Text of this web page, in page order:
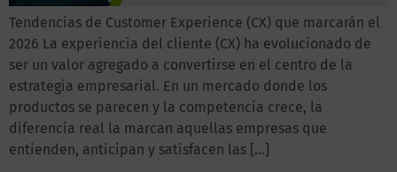
Tendencias de Customer Experience (CX) que marcarán el
2026 La experiencia del cliente (CX) ha evolucionado de
ser un valor agregado a convertirse en el centro de la
estrategia empresarial. En un mercado donde los
productos se parecen y la competencia crece, la
diferencia real la marcan aquellas empresas que
entienden, anticipan y satisfacen las […]